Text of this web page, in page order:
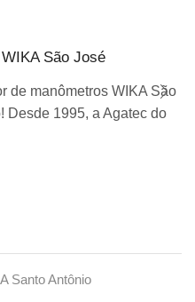
São José
de manômetros WIKA São
Desde 1995, a Agatec do
Santo Antônio